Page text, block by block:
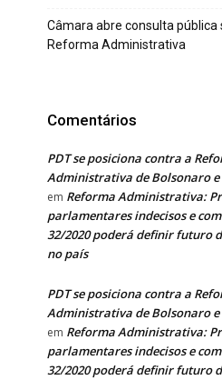
Câmara abre consulta pública
Reforma Administrativa
Comentários
PDT se posiciona contra a
Administrativa de Bolsonaro e
em Reforma Administrativa:
parlamentares indecisos e com
32/2020 poderá definir futuro
no país
PDT se posiciona contra a
Administrativa de Bolsonaro e
em Reforma Administrativa:
parlamentares indecisos e com
32/2020 poderá definir futuro